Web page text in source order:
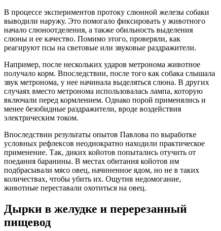
В процессе экспериментов протоку слюнной железы собаки
выводили наружу. Это помогало фиксировать у животного
начало слюноотделения, а также обильность выделения
слюны и ее качество. Помимо этого, проверяли, как
реагируют псы на световые или звуковые раздражители.
Например, после нескольких ударов метронома животное
получало корм. Впоследствии, после того как собака слышала
звук метронома, у нее начинала выделяться слюна. В других
случаях вместо метронома использовалась лампа, которую
включали перед кормлением. Однако порой применялись и
менее безобидные раздражители, вроде воздействия
электрическим током.
Впоследствии результаты опытов Павлова по выработке
условных рефлексов неоднократно находили практическое
применение. Так, диких койотов попытались отучить от
поедания баранины. В местах обитания койотов им
подбрасывали мясо овец, начиненное ядом, но не в таких
количествах, чтобы убить их. Ощутив недомогание,
животные переставали охотиться на овец.
Дырки в желудке и перерезанный
пищевод